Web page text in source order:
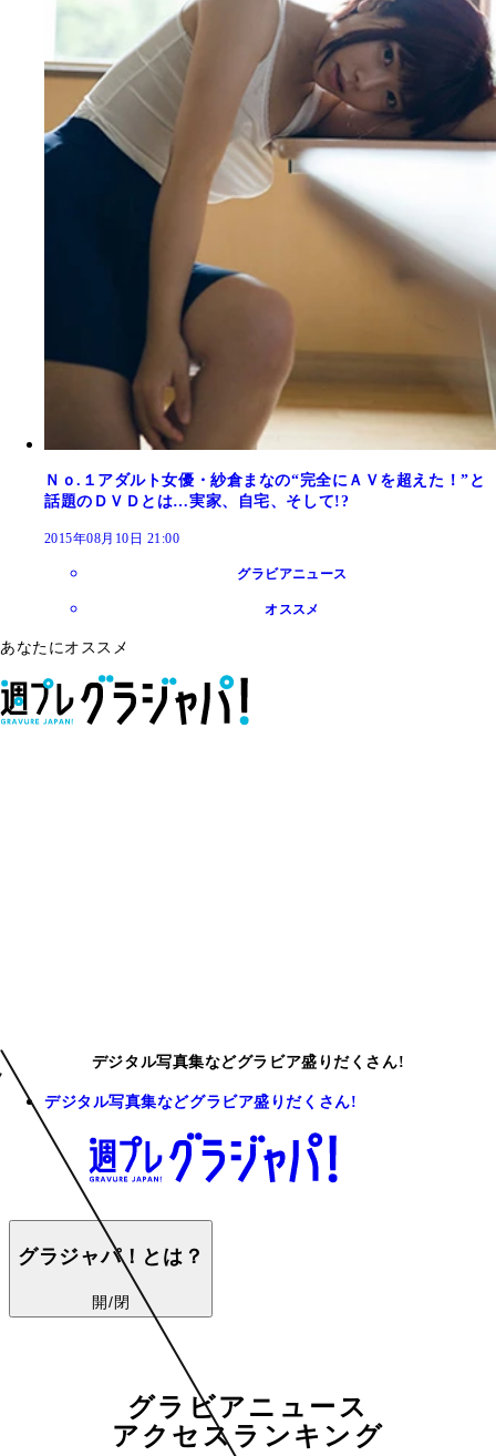
Ｎｏ.１アダルト女優・紗倉まなの“完全にＡＶを超えた！”と
話題のＤＶＤとは…実家、自宅、そして!?
2015年08月10日 21:00
グラビアニュース
オススメ
あなたにオススメ
デジタル写真集などグラビア盛りだくさん!
デジタル写真集などグラビア盛りだくさん!
グラジャパ！とは？
開/閉
グラビアニュース
アクセスランキング